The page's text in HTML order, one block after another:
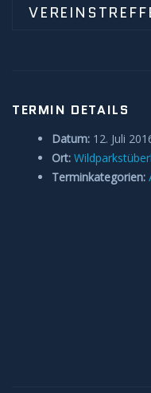
Belegung Sternwarte
TERMIN DETAILS
Datum: 12. Juli
Ort:
Terminkategorien: